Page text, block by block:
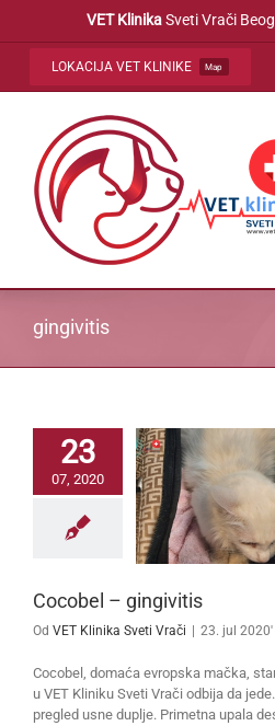
VET KlinikaSveti Vrači
LOKACIJA VET KLINIKE Map
gingivitis
23
07, 2020
Cocobel – gingivitis
Od VET Klinika Sveti Vrači 23. jul 2020'
Cocobel, domaća evropska mačka,
u VET Kliniku Sveti Vrači odbija da
pregled usne duplje. Primetna upala